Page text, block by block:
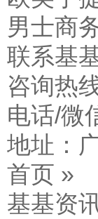
男士商
联系基
咨询热
电话/微
地址：
首页 »
基基资